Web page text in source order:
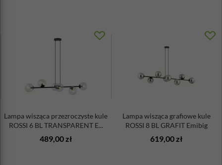
Lampa wisząca przezroczyste kule
ROSSI 6 BL TRANSPARENT E...
489,00 zł
Lampa wisząca grafiowe kule
ROSSI 8 BL GRAFIT Emibig
619,00 zł